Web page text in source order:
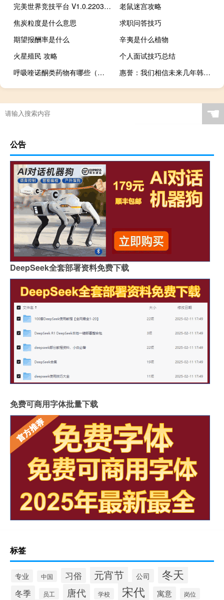
完美世界竞技平台 V1.0.22032511 官方版（完美世界竞技平台 V1.0.22032511 官方版功能简介）
老鼠迷宫攻略
焦炭粒度是什么意思
求职问答技巧
期望报酬率是什么
辛夷是什么植物
火星殖民 攻略
个人面试技巧总结
呼吸喹诺酮类药物有哪些（喹诺酮类药物有哪些）
惠誉：我们相信未来几年韩国的预算赤字有可能比我们目前的预测要小一些
☚
公告
DeepSeek全套部署资料免费下载
免费可商用字体批量下载
标签
专业 中国 习俗 元宵节 公司 冬天
冬季 员工 唐代 学校 宋代 寓意 岗位